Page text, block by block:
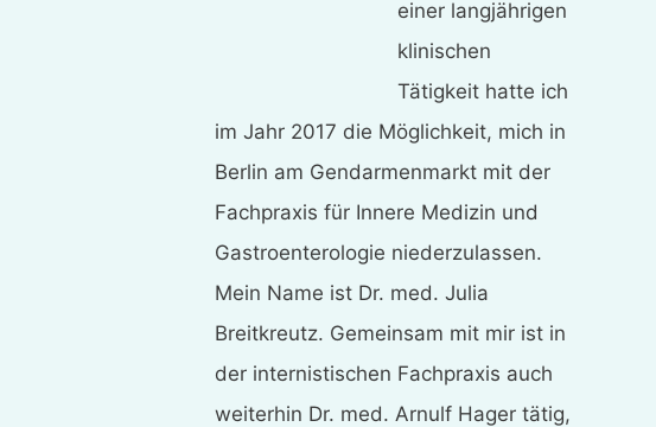
einer langjährigen
klinischen
Tätigkeit hatte ich
im Jahr 2017 die Möglichkeit, mich in
Berlin am Gendarmenmarkt mit der
Fachpraxis für Innere Medizin und
Gastroenterologie niederzulassen.
Mein Name ist Dr. med. Julia
Breitkreutz. Gemeinsam mit mir ist in
der internistischen Fachpraxis auch
weiterhin Dr. med. Arnulf Hager tätig,